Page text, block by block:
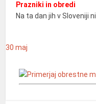
Prazniki in obredi
Na ta dan jih v Sloveniji ni.
30 maj